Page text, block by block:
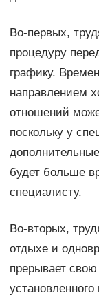
Во-первых,
процедуру
графику.
направлением
отношений
поскольку у
будет больше
специалисту.
Во-вторых,
отдыхе и
прерывает
установленного